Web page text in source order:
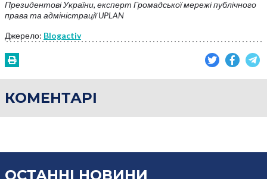
Президентові України, експерт Громадської мережі публічного
права та адміністрації UPLAN
Джерело: Blogactiv
КОМЕНТАРІ
ОСТАННІ НОВИНИ